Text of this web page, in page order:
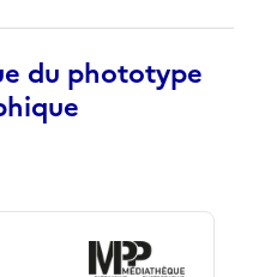
du phototype